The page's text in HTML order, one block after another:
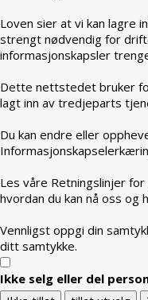
Loven sier at vi kan lagre
strengt nødvendig for
informasjonskapsler
Dette nettstedet bruker
lagt inn av tredjeparts
Du kan endre eller
Les våre Retningslinjer
hvordan du kan nå oss og
Vennligst oppgi din
ditt samtykke.
Ikke selg eller del